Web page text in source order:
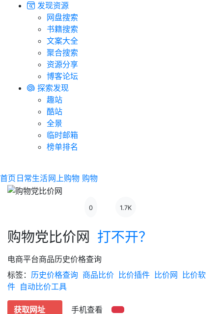
发现资源
网盘搜索
书籍搜索
文案大全
聚合搜索
资源分享
博客论坛
探索发现
趣站
酷站
全景
临时邮箱
榜单排名
首页 日常生活网上购物 购物
0 1.7K
购物党比价网 打不开？
电商平台商品历史价格查询
标签： 历史价格查询 商品比价 比价插件 比价网 比价软
件 自动比价工具
获取网址
手机查看